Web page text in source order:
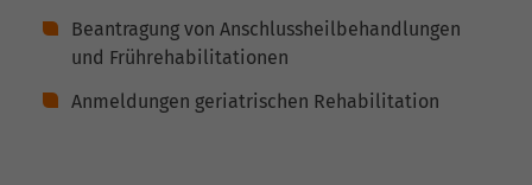
Beantragung von Anschlussheilbehandlungen
und Frührehabilitationen
Anmeldungen geriatrischen Rehabilitation